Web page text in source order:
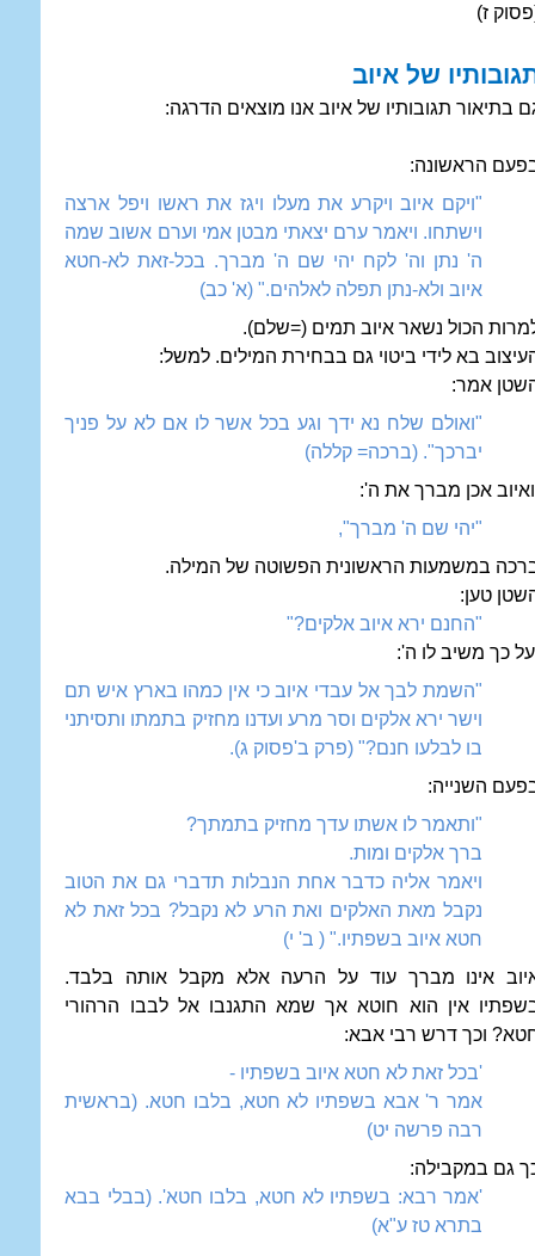
ז)
של איוב
בתיאור תגובותיו של איוב אנו מוצאים הדרגה:
הראשונה:
"ויקם איוב ויקרע את מעלו ויגז את ראשו ויפל ארצה
וישתחו. ויאמר ערם יצאתי מבטן אמי וערם אשוב שמה
ה' נתן וה' לקח יהי שם ה' מברך. בכל-זאת לא-חטא
איוב ולא-נתן תפלה לאלהים." (א' כב)
הכול נשאר איוב תמים (=שלם).
בא לידי ביטוי גם בבחירת המילים. למשל:
אמר:
"ואולם שלח נא ידך וגע בכל אשר לו אם לא על פניך
יברכך". (ברכה= קללה)
אכן מברך את ה':
"יהי שם ה' מברך",
במשמעות הראשונית הפשוטה של המילה.
טען:
"החנם ירא איוב אלקים?"
כך משיב לו ה':
"השמת לבך אל עבדי איוב כי אין כמהו בארץ איש תם
וישר ירא אלקים וסר מרע ועדנו מחזיק בתמתו ותסיתני
בו לבלעו חנם?" (פרק ב'פסוק ג).
השנייה:
"ותאמר לו אשתו עדך מחזיק בתמתך?
ברך אלקים ומות.
ויאמר אליה כדבר אחת הנבלות תדברי גם את הטוב
נקבל מאת האלקים ואת הרע לא נקבל? בכל זאת לא
חטא איוב בשפתיו." ( ב' י)
אינו מברך עוד על הרעה אלא מקבל אותה בלבד.
אין הוא חוטא אך שמא התגנבו אל לבבו הרהורי
וכך דרש רבי אבא:
'בכל זאת לא חטא איוב בשפתיו -
אמר ר' אבא בשפתיו לא חטא, בלבו חטא. (בראשית
רבה פרשה יט)
גם במקבילה:
'אמר רבא: בשפתיו לא חטא, בלבו חטא'. (בבלי בבא
בתרא טז ע"א)